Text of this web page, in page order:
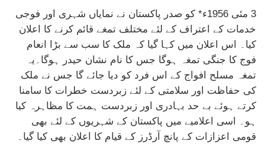
3 مئی 1956ء* کو صدر پاکستان نے نمایاں شہری اور فوجی
خدمات کے اعتراف کے لئے مختلف تمغے قائم کرنے کا اعلان
کیا۔ اس اعلان میں کہا گیا کہ ملک کا سب سے بڑا انعام
فوج کا جنگی تمغہ ہوگا جس کا نام نشان حیدر ہوگا۔یہ
تمغہ مسلح افواج کے اس فرد کو دیا جائے گا جس نے ملک
کی حفاظت اور سلامتی کے لئے زبردست خطرات کا سامنا
کرتے ہوئے بے حد بہادری اور زبردست ہمت کا مظاہرہ کیا
ہو۔ اسی اعلامیے میں پاکستان کے شہریوں کے لئے بھی
قومی اعزازات کے پانچ آرڈرز کے قیام کا اعلان بھی کیا گیا۔